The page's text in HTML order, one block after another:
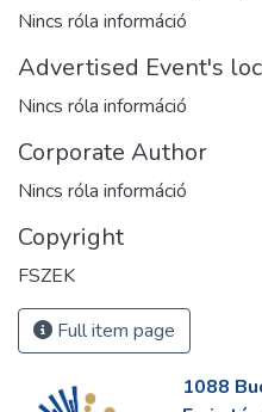
Nincs róla információ
Advertised Event's
Nincs róla információ
Corporate Author
Nincs róla információ
Copyright
FSZEK
Full item page
1088